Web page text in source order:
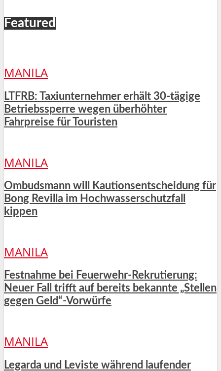
Featured
MANILA
LTFRB: Taxiunternehmer erhält 30-tägige
Betriebssperre wegen überhöhter
Fahrpreise für Touristen
MANILA
Ombudsmann will Kautionsentscheidung für
Bong Revilla im Hochwasserschutzfall
kippen
MANILA
Festnahme bei Feuerwehr-Rekrutierung:
Neuer Fall trifft auf bereits bekannte „Stellen
gegen Geld“-Vorwürfe
MANILA
Legarda und Leviste während laufender